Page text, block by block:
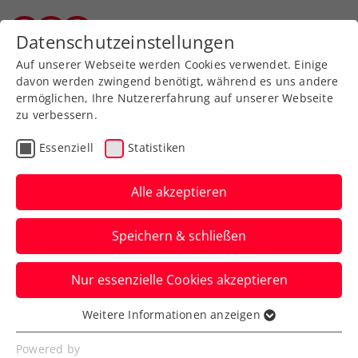
Zurück zur Newsübersicht
Turniere
Danube Upper Austria
Open powered by SKE:
Aus für Melzer,
Schwärzler, Misolic
Der ATP-100-Challenger in Mauthausen
geht ohne rot-weiß-rote Beteiligung ins
Finalwochenende.
Datenschutzeinstellungen
Auf unserer Webseite werden Cookies verwendet. Einige
davon werden zwingend benötigt, während es uns andere
ermöglichen, Ihre Nutzererfahrung auf unserer Webseite
zu verbessern.
Essenziell Statistiken
Alle akzeptieren
Speichern & schließen
Nur essenzielle Cookies akzeptieren
Essenziell
Essenzielle Cookies werden für grundlegende
Weitere Informationen anzeigen
Powered by